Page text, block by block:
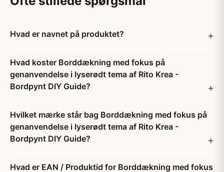
Hvad er navnet på produktet?
Hvad koster Borddækning med fokus på
genanvendelse i lyserødt tema af Rito Krea -
Bordpynt DIY Guide?
Hvilket mærke står bag Borddækning med fokus på
genanvendelse i lyserødt tema af Rito Krea -
Bordpynt DIY Guide?
Hvad er EAN / Produktid for Borddækning med fokus